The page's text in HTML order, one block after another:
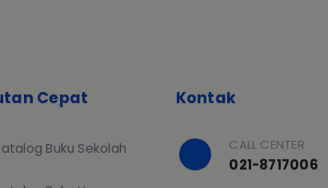
Cepat
Buku Sekolah
Kontak
CALL CENTER
021-8717006